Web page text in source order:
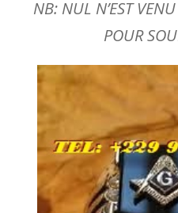
NB: NUL N’EST VENU
POUR